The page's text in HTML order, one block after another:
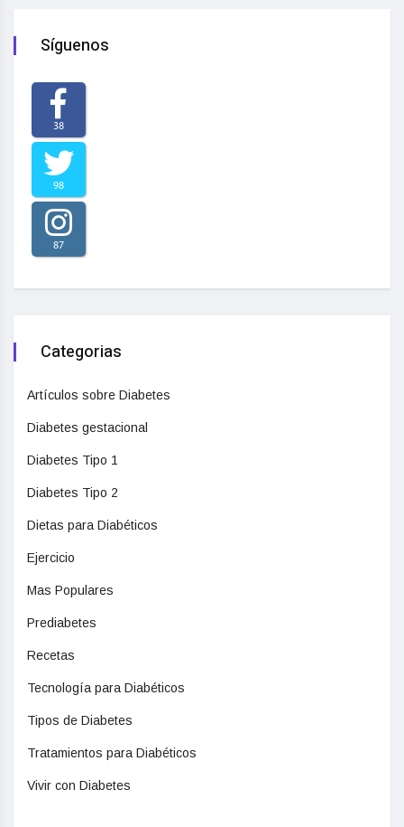
Síguenos
38
98
87
Categorias
Artículos sobre Diabetes
Diabetes gestacional
Diabetes Tipo 1
Diabetes Tipo 2
Dietas para Diabéticos
Ejercicio
Mas Populares
Prediabetes
Recetas
Tecnología para Diabéticos
Tipos de Diabetes
Tratamientos para Diabéticos
Vivir con Diabetes